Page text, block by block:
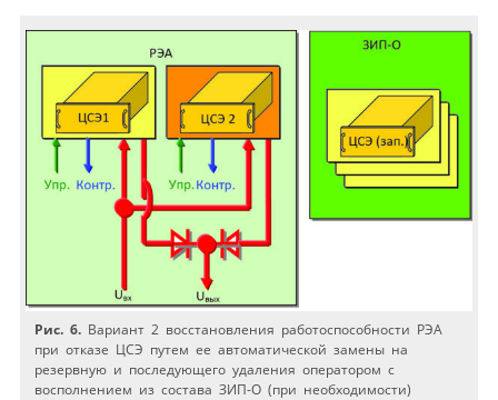
Рис. 6. Вариант 2 восстановления работоспособности РЭА
при отказе ЦСЭ путем ее автоматической замены на
резервную и последующего удаления оператором с
восполнением из состава ЗИП-О (при необходимости)